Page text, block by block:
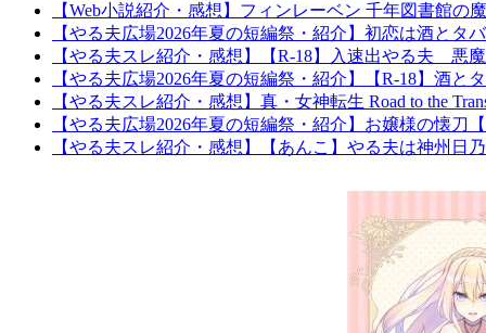
【Web小説紹介・感想】フィンレーベン 千年図書館
【やる夫広場2026年夏の短編祭・紹介】初恋は酒と
【やる夫スレ紹介・感想】【R-18】入速出やる夫 悪
【やる夫広場2026年夏の短編祭・紹介】【R-18】酒
【やる夫スレ紹介・感想】真・女神転生 Road to the
【やる夫広場2026年夏の短編祭・紹介】お嬢様の懐
【やる夫スレ紹介・感想】【あんこ】やる夫は神州